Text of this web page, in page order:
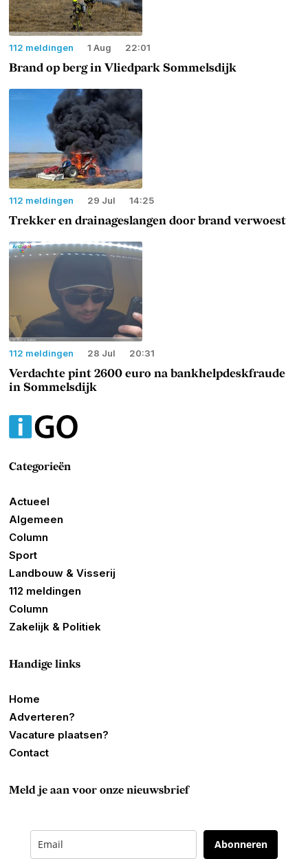
112 meldingen 1 Aug 22:01
Brand op berg in Vliedpark Sommelsdijk
112 meldingen 29 Jul 14:25
Trekker en drainageslangen door brand verwoest
112 meldingen 28 Jul 20:31
Verdachte pint 2600 euro na bankhelpdeskfraude
in Sommelsdijk
Categorieën
Actueel
Algemeen
Column
Sport
Landbouw & Visserij
112 meldingen
Column
Zakelijk & Politiek
Handige links
Home
Adverteren?
Vacature plaatsen?
Contact
Meld je aan voor onze nieuwsbrief
Abonneren